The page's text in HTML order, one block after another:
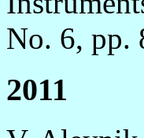
No. 6, pp.
2011